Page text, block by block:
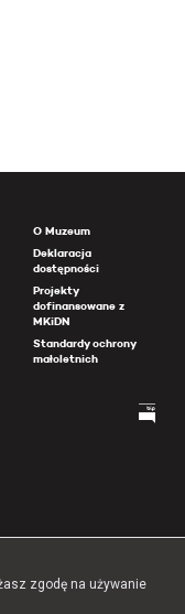
O Muzeum
Deklaracja
dostępności
Projekty
dofinansowane z
MKiDN
Standardy ochrony
małoletnich
zgodę na używanie